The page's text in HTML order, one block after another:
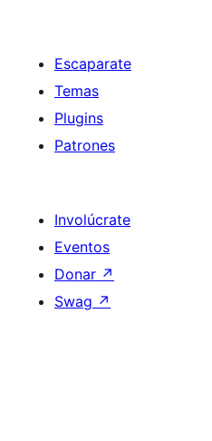
Escaparate
Temas
Plugins
Patrones
Involúcrate
Eventos
Donar ↗
Swag ↗